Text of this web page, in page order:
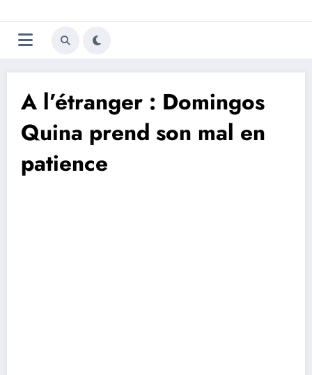
au
contenu
Trivela
L'actualité du football
A l’étranger : Domingos
Quina prend son mal en
patience